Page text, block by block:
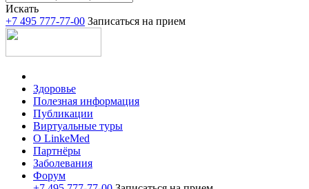
Искать
+7 495 777-77-00 Записаться на прием
Здоровье
Полезная информация
Публикации
Виртуальные туры
О LinkeMed
Партнёры
Заболевания
Форум